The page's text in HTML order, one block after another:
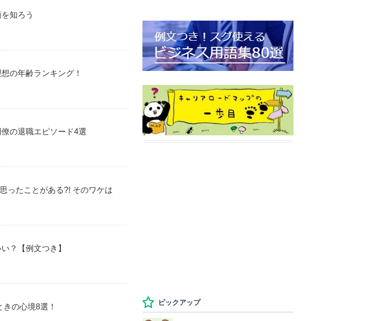
知ろう
の年齢ランキング！
の退職エピソード4選
ったことがある?! そのワケは
？【例文つき】
の心境8選！ ピックアップ